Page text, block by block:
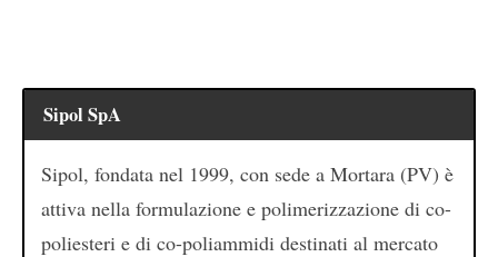
Sipol SpA
Sipol, fondata nel 1999, con sede a Mortara (PV) è
attiva nella formulazione e polimerizzazione di co-
poliesteri e di co-poliammidi destinati al mercato